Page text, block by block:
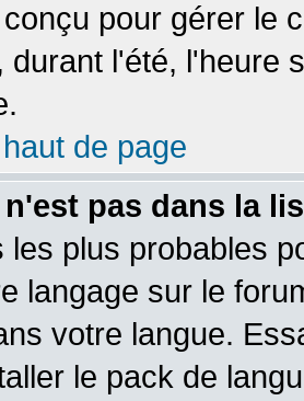
pour gérer le
durant l'été, l'heure
de page
n'est pas dans la
les plus probables
langage sur le
votre langue.
le pack de